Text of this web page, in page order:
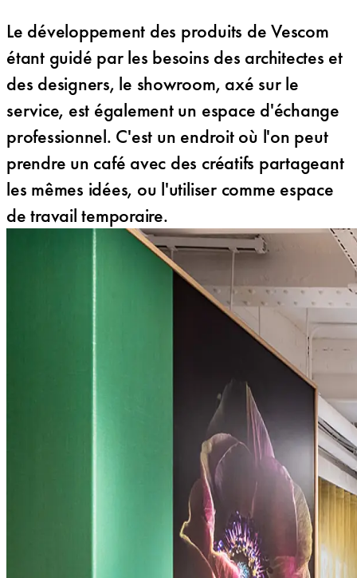
Le développement des produits de Vescom
étant guidé par les besoins des architectes et
des designers, le showroom, axé sur le
service, est également un espace d'échange
professionnel. C'est un endroit où l'on peut
prendre un café avec des créatifs partageant
les mêmes idées, ou l'utiliser comme espace
de travail temporaire.